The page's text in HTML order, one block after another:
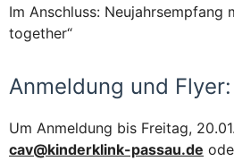
Im Anschluss: Neujahrsempfang
together“
Anmeldung und Flyer:
Um Anmeldung bis Freitag,
cav@kinderklink-passau.de